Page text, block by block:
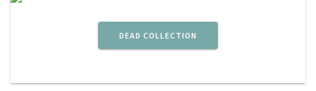
DEAD COLLECTION